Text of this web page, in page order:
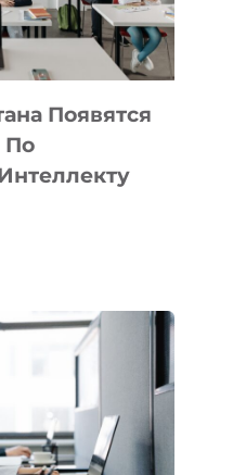
Появятся
По